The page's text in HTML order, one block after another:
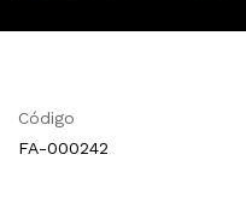
Código
FA-000242